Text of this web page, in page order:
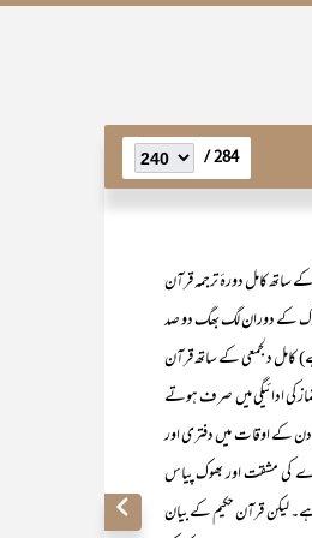
284 /
کے ساتھ کامل دورۂ ترجمہ قرآن
کے دوران لگ بھگ دو صد
کامل دلجمعی کے ساتھ قرآن
کی ادائیگی میں صرف ہوتے
دن کے اوقات میں دفتری اور
کی مشقت اور بھوک پیاس
لیکن قرآن حکیم کے بیان